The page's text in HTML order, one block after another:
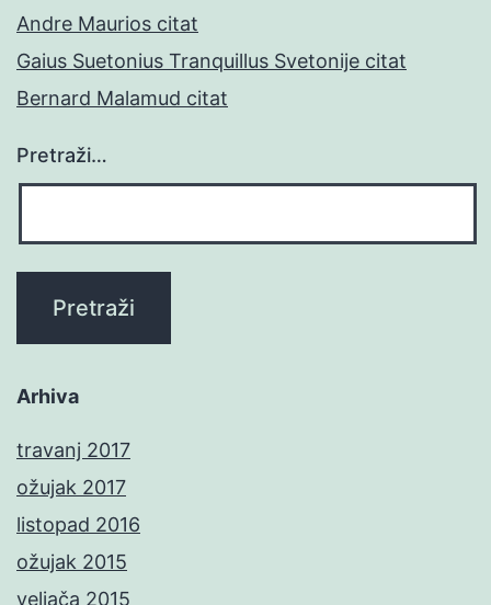
Andre Maurios citat
Gaius Suetonius Tranquillus Svetonije citat
Bernard Malamud citat
Pretraži…
Arhiva
travanj 2017
ožujak 2017
listopad 2016
ožujak 2015
veljača 2015